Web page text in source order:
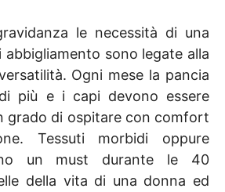
le necessità di una
sono legate alla
Ogni mese la pancia
più e i capi devono essere
grado di ospitare con comfort
Tessuti morbidi oppure
un must durante le 40
della vita di una donna ed